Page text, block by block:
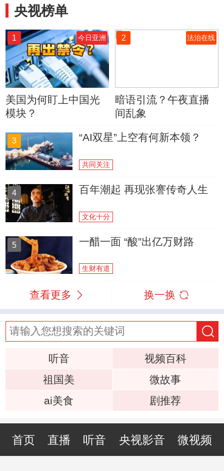
央视榜单
1 今日亚洲
美国为何盯上中国光
模块？
2 法治在线
暗语引流？午夜直播
间乱象
3 “AI双星”上空有何新本领？
共同关注
4 百年潮起 再现张謇传奇人生
文化十分
5 一醋一面 “酸”出亿万财路
生财有道
查看更多 换一换
听音
视频百科
祖国美
微故事
ai美食
剧推荐
首页 直播 听音 央视影音 微视频